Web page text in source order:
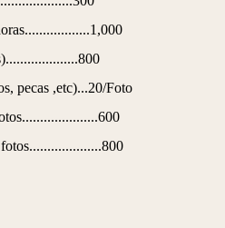
pecas ,etc)...20/Foto